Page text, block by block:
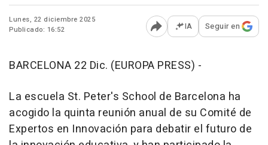
Lunes, 22 diciembre 2025
Publicado: 16:52
Abrir opciones para
IA Seguir en
BARCELONA 22 Dic. (EUROPA PRESS) -
La escuela St. Peter's School de Barcelona ha
acogido la quinta reunión anual de su Comité de
Expertos en Innovación para debatir el futuro de